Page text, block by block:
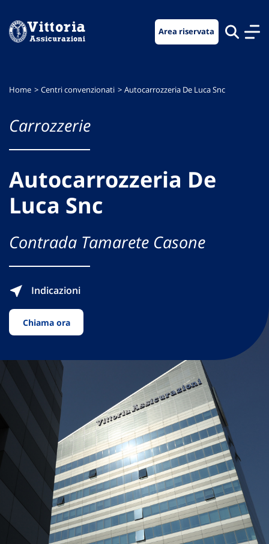
menu
contenuto
footer
Area riservata
Home Centri convenzionati Autocarrozzeria De Luca Snc
Carrozzerie
Autocarrozzeria De
Luca Snc
Contrada Tamarete Casone
Indicazioni
Chiama ora